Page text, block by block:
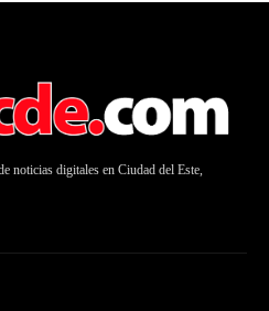
noticias digitales en Ciudad del Este,